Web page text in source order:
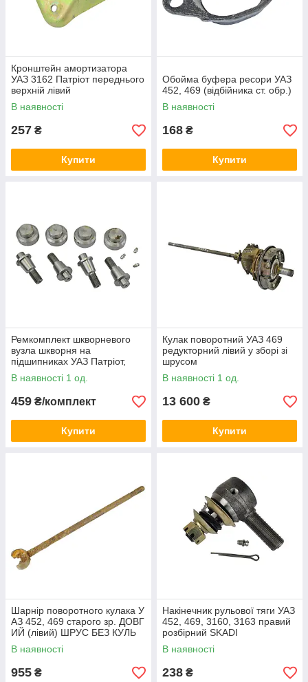
Кронштейн амортизатора
УАЗ 3162 Патріот переднього
верхній лівий
В наявності
257 ₴
Купити
Обойма буфера ресори УАЗ
452, 469 (відбійника ст. обр.)
В наявності
168 ₴
Купити
Ремкомплект шкворневого
вузла шкворня на
підшипниках УАЗ Патріот,
Хантер, 3162, 452 3162, 452
В наявності 1 од.
459 ₴/комплект
Купити
Кулак поворотний УАЗ 469
редукторний лівий у зборі зі
шрусом
В наявності 1 од.
13 600 ₴
Купити
Шарнір поворотного кулака У
АЗ 452, 469 старого зр. ДОВГ
ИЙ (лівий) ШРУС БЕЗ КУЛЬ
В наявності
955 ₴
Накінечник рульової тяги УАЗ
452, 469, 3160, 3163 правий
розбірний SKADI
В наявності
238 ₴